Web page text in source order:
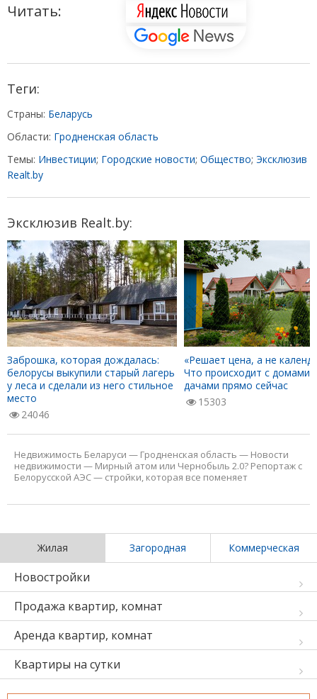
Читать:
Теги:
Страны: Беларусь
Области: Гродненская область
Темы: Инвестиции; Городские новости; Общество; Эксклюзив
Realt.by
Эксклюзив Realt.by:
Заброшка, которая дождалась:
белорусы выкупили старый лагерь
у леса и сделали из него стильное
место
24046
«Решает цена, а не
Что происходит с домами
дачами прямо сейчас
15303
Недвижимость Беларуси — Гродненская область — Новости
недвижимости — Мирный атом или Чернобыль 2.0? Репортаж с
Белорусской АЭС — стройки, которая все поменяет
Жилая Загородная Коммерческая
Новостройки
Продажа квартир, комнат
Аренда квартир, комнат
Квартиры на сутки